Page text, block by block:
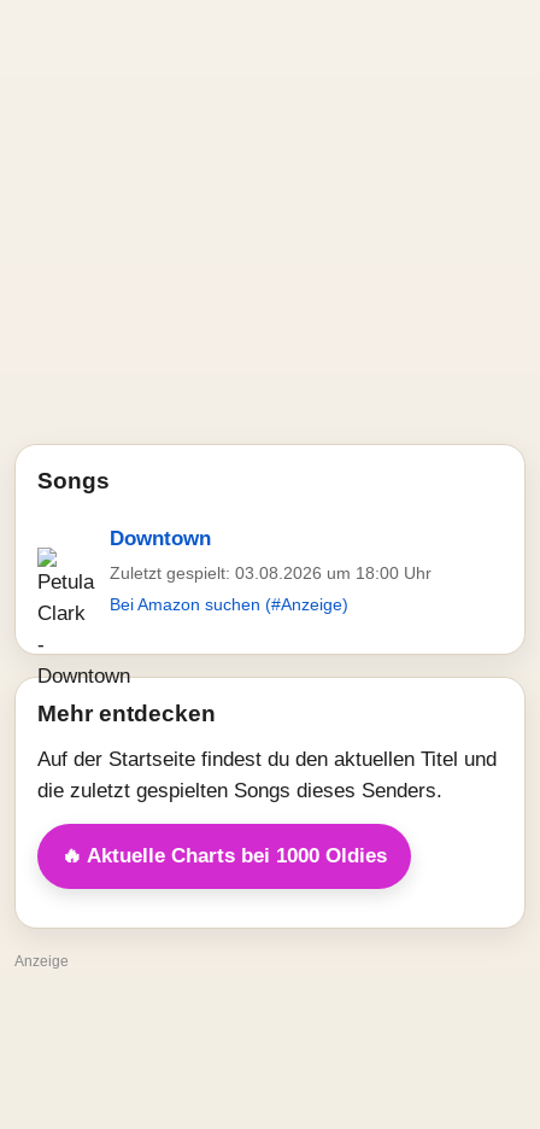
Songs
Downtown
Zuletzt gespielt: 03.08.2026 um 18:00 Uhr
Bei Amazon suchen (#Anzeige)
Mehr entdecken
Auf der Startseite findest du den aktuellen Titel und
die zuletzt gespielten Songs dieses Senders.
🔥 Aktuelle Charts bei 1000 Oldies
Anzeige